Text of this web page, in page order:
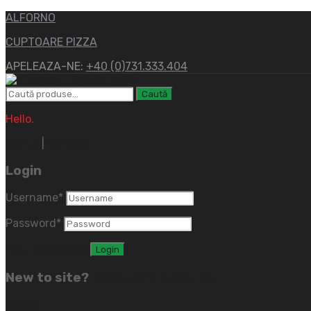
ALFORNO
CUPTOARE PIZZA
APELEAZA-NE: +40 (0)731.333.404
Caută
după:
Caută
Hello.
Login
Username*
Password *
New to site?